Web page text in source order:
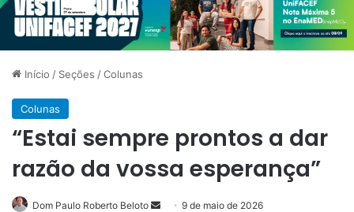
Início / Seções /Colunas
Colunas
“Estai sempre prontos a dar
razão da vossa esperança”
Dom Paulo Roberto Beloto
Mande9 de maio de 2026